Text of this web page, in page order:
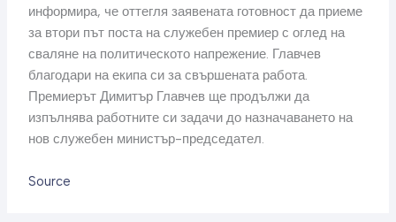
информира, че оттегля заявената готовност да приеме
за втори път поста на служебен премиер с оглед на
сваляне на политическото напрежение. Главчев
благодари на екипа си за свършената работа.
Премиерът Димитър Главчев ще продължи да
изпълнява работните си задачи до назначаването на
нов служебен министър-председател.
Source